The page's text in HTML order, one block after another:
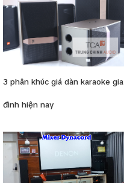
3 phân khúc giá dàn karaoke gia
đình hiện nay